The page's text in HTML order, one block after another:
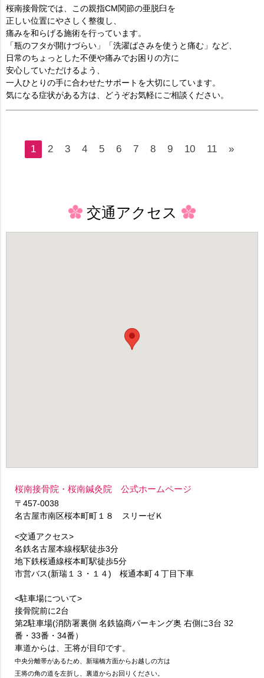
桜南接骨院では、この親指CM関節の亜脱臼を
正しい位置にやさしく整復し、
痛みを和らげる施術を行っています。
「瓶のフタが開けづらい」「洗濯ばさみを使うと痛む」など、
日常のちょっとした不便や痛みでお困りの方に
安心していただけるよう、
一人ひとりの手に合わせたサポートを大切にしています。
気になる症状がある方は、どうぞお気軽にご相談ください。
1 2 3 4 5 6 7 8 9 10 11 »
交通アクセス
桜南接骨院・桜南鍼灸院 公式ホームページ
〒457-0038
名古屋市南区桜本町町１８ スリーゼＫ
<交通アクセス>
名鉄名古屋本線桜駅徒歩3分
地下鉄桜通線桜本町駅徒歩5分
市営バス(新瑞１３・１４) 桜通本町４丁目下車
<駐車場について>
接骨院前に2台
第2駐車場(消防署裏側 名鉄協商パーキング奥 右側に3台 32
番・33番・34番）
車道からは、王将が目印です。
中央分離帯があるため、新瑞橋方面からお越しの方は
王将の角の道を左折し、裏道からお回りください。